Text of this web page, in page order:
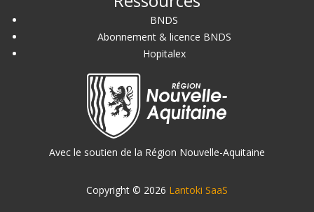
BNDS
Abonnement & licence BNDS
Hopitalex
Avec le soutien de la Région Nouvelle-Aquitaine
Copyright © 2026 Lantoki SaaS